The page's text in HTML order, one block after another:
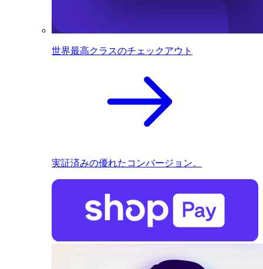
世界最高クラスのチェックアウト
実証済みの優れたコンバージョン。